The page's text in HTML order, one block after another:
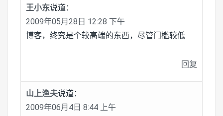
王小东说道：
2009年05月28日 12:28 下午
博客，终究是个较高端的东西，尽管门槛较低
回复
山上渔夫说道：
2009年06月4日 8:44 上午